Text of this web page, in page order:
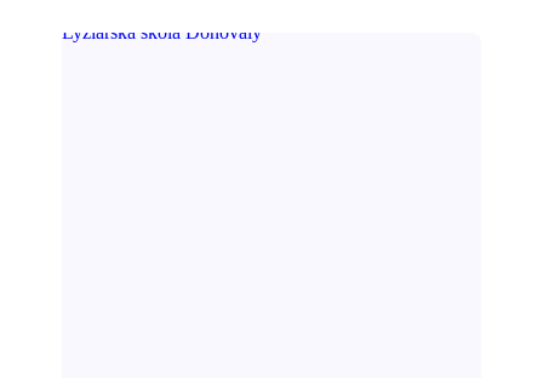
Lyžiarska škola Donovaly